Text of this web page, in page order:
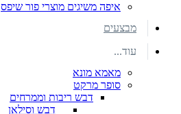
איפה משיגים מוצרי פור שיפס
מבצעים
עוד...
מאמא מונא
סופר מרקט
דבש ריבות וממרחים
דבש וסילאן